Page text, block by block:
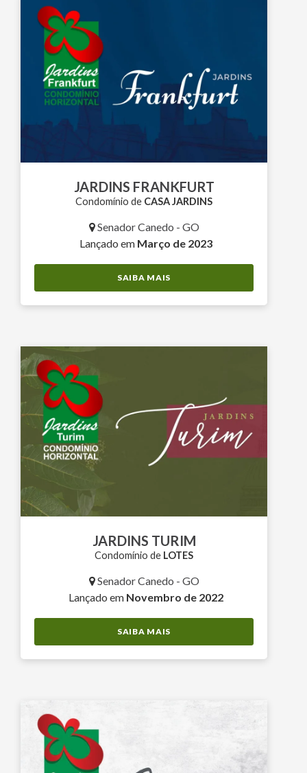
JARDINS FRANKFURT
Condomínio de CASA JARDINS
Senador Canedo - GO
Lançado em Março de 2023
SAIBA MAIS
JARDINS TURIM
Condomínio de LOTES
Senador Canedo - GO
Lançado em Novembro de 2022
SAIBA MAIS